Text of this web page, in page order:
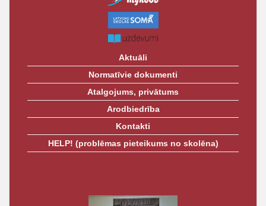
Aktuāli
Normatīvie dokumenti
Atalgojums, privātums
Arodbiedrība
Kontakti
HELP! (problēmas pieteikums no skolēna)